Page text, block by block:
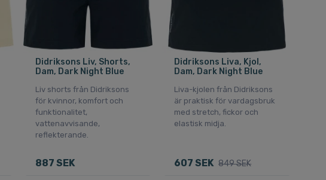
Didriksons Liv, Shorts,
Dam, Dark Night Blue
Liv shorts från Didriksons
för kvinnor, komfort och
funktionalitet,
vattenavvisande,
reflekterande.
887 SEK
Didriksons Liva, Kjol,
Dam, Dark Night Blue
Liva-kjolen från Didriksons
är praktisk för vardagsbruk
med stretch, fickor och
elastisk midja.
607 SEK 849 SEK